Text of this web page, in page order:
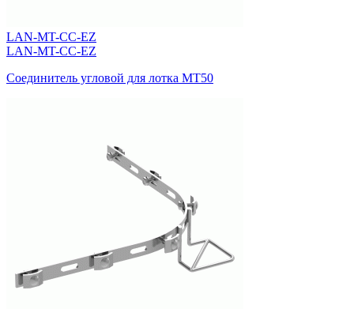
LAN-MT-CC-EZ
LAN-MT-CC-EZ
Соединитель угловой для лотка MT50